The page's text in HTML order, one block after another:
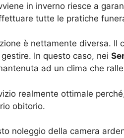
in inverno riesce a
tutte le pratiche
è nettamente diversa.
In questo caso, nei
ad un clima che
realmente ottimale
obitorio.
noleggio della camera